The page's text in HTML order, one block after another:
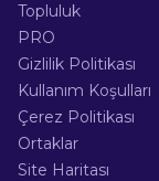
Topluluk
PRO
Gizlilik Politikası
Kullanım Koşulları
Çerez Politikası
Ortaklar
Site Haritası